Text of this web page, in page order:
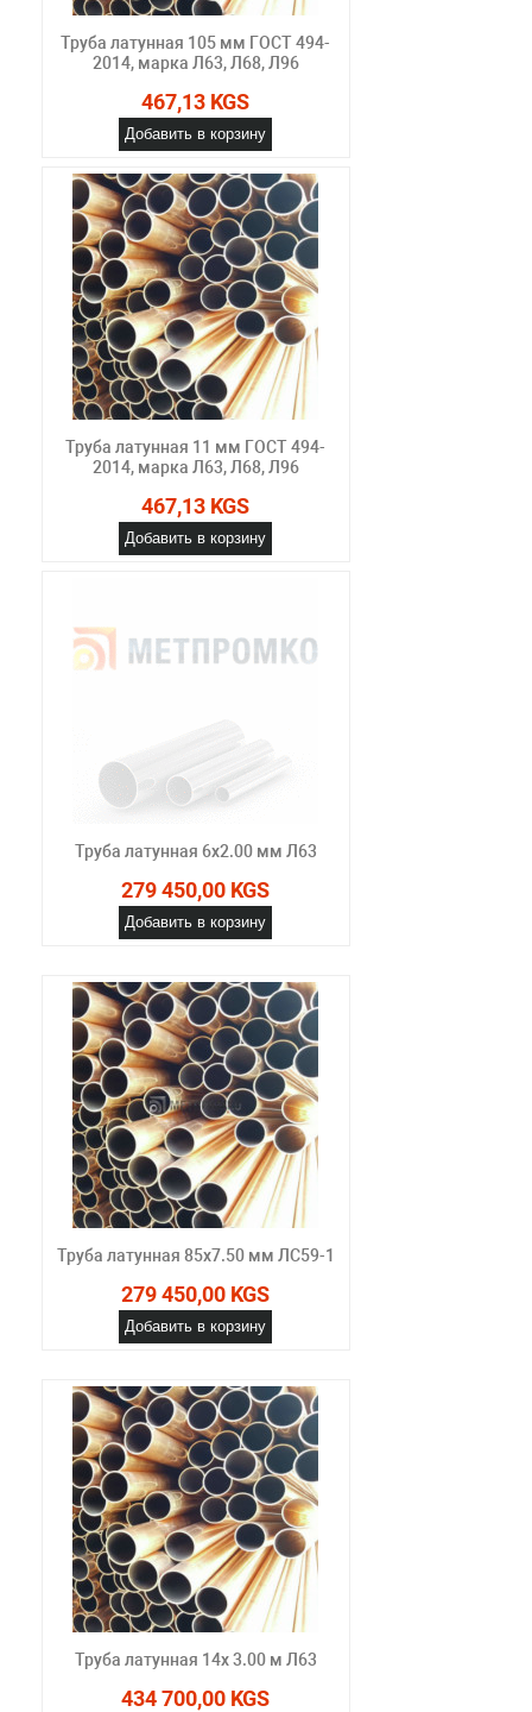
Труба латунная 105 мм ГОСТ 494-
2014, марка Л63, Л68, Л96
467,13 KGS
Добавить в корзину
Труба латунная 11 мм ГОСТ 494-
2014, марка Л63, Л68, Л96
467,13 KGS
Добавить в корзину
Труба латунная 6х2.00 мм Л63
279 450,00 KGS
Добавить в корзину
Труба латунная 85х7.50 мм ЛС59-1
279 450,00 KGS
Добавить в корзину
Труба латунная 14х 3.00 м Л63
434 700,00 KGS